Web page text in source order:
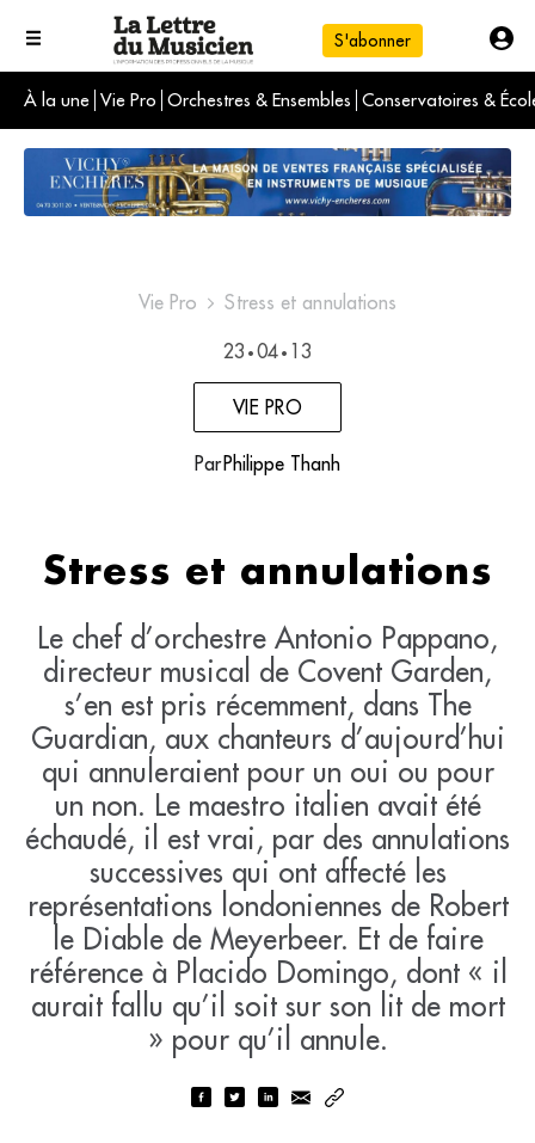
S'abonner
À la une Vie Pro Orchestres & Ensembles Conservatoires &
L'info du jour
Le numéro du mois
International
Vie Pro Stress et annulations
23 • 04 • 13
VIE PRO
ParPhilippe Thanh
Stress et annulations
Le chef d’orchestre Antonio Pappano,
directeur musical de Covent Garden,
s’en est pris récemment, dans The
Guardian, aux chanteurs d’aujourd’hui
qui annuleraient pour un oui ou pour
un non. Le maestro italien avait été
échaudé, il est vrai, par des annulations
successives qui ont affecté les
représentations londoniennes de Robert
le Diable de Meyerbeer. Et de faire
référence à Placido Domingo, dont « il
aurait fallu qu’il soit sur son lit de mort
» pour qu’il annule.